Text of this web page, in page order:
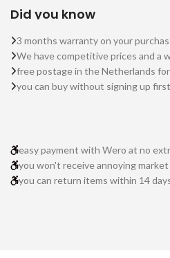
Did you know
3 months warranty on your
We have competitive prices and a
free postage in the Netherlands
you can buy without signing up
easy payment with Wero at no
you won't receive annoying
you can return items within 14